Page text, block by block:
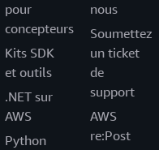
pour
concepteurs
Kits SDK
et outils
.NET sur
AWS
Python
nous
Soumettez
un ticket
de
support
AWS
re:Post